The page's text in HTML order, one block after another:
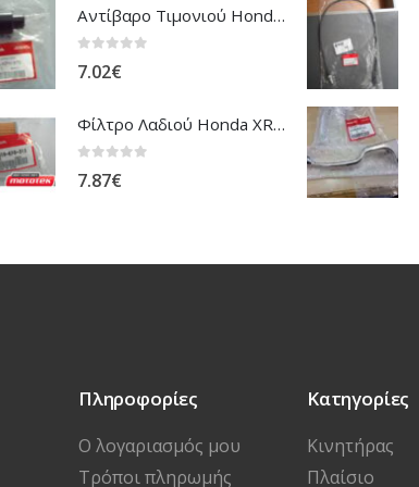
Αντίβαρο Τιμονιού Honda ANF-125 Innova
7.02€
Φίλτρο Λαδιού Honda XR-NX-FMX
7.87€
Πληροφορίες
Ο λογαριασμός μου
Τρόποι πληρωμής
Κατηγορίες
Κινητήρας
Πλαίσιο